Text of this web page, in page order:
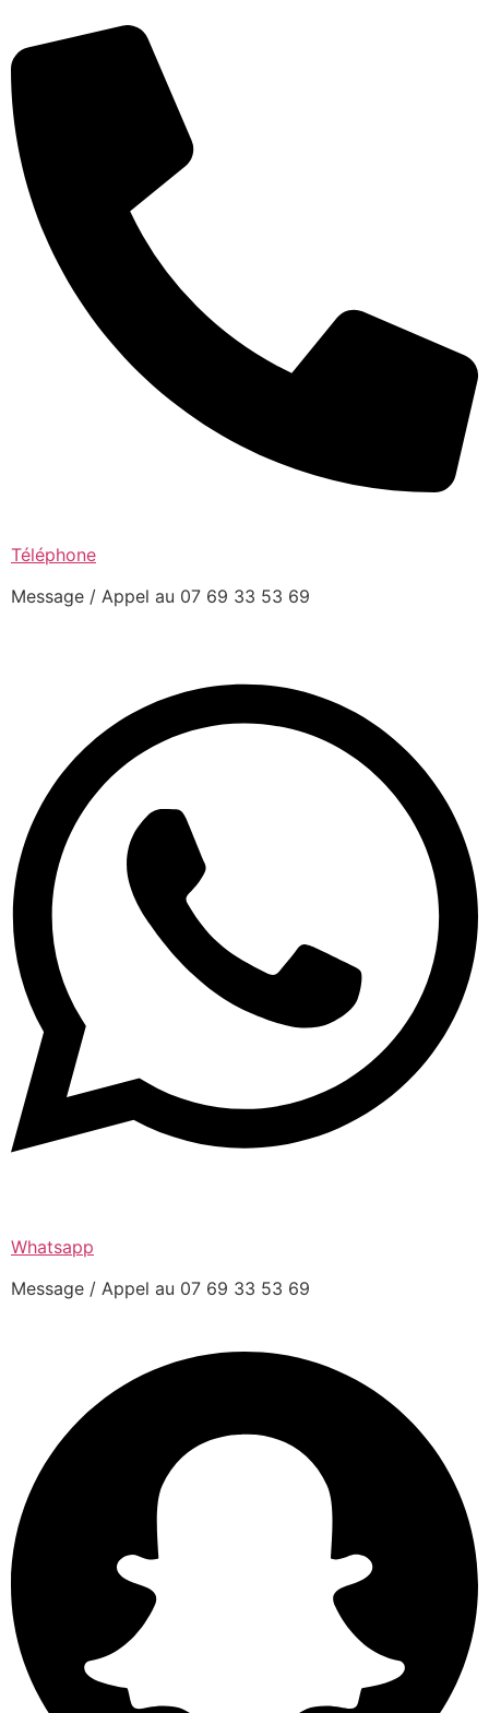
Téléphone
Message / Appel au 07 69 33 53 69
Whatsapp
Message / Appel au 07 69 33 53 69